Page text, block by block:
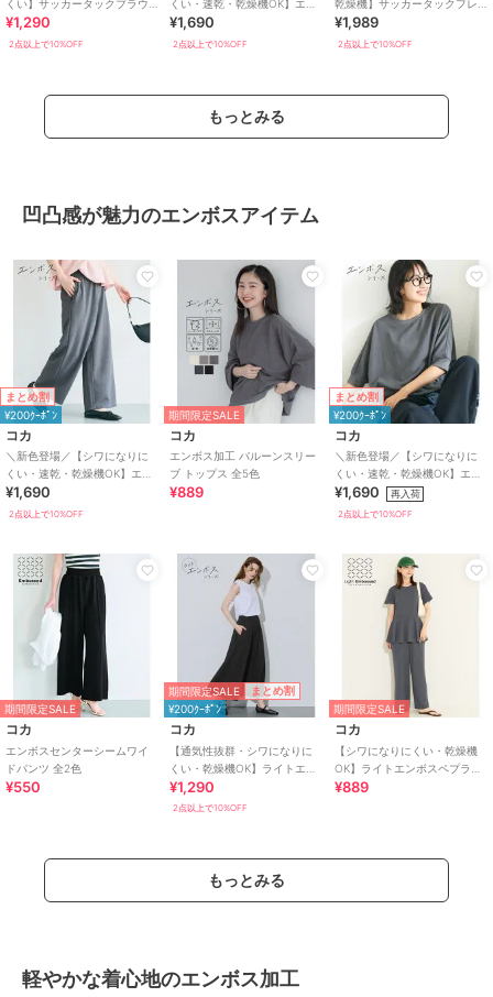
くい】サッカータックブラウ
ス 全4色
¥1,290
2点以上で10%OFF
くい・速乾・乾燥機OK】エン
ボスワイドパンツ 全6色
¥1,690
2点以上で10%OFF
乾燥機】サッカータックフレ
アブラウス 全2色
¥1,989
2点以上で10%OFF
もっとみる
凹凸感が魅力のエンボスアイテム
まとめ割
¥200ｸｰﾎﾟﾝ
コカ
＼新色登場／【シワになりに
くい・速乾・乾燥機OK】エン
ボスワイドパンツ 全6色
¥1,690
2点以上で10%OFF
期間限定SALE
コカ
エンボス加工 バルーンスリー
ブ トップス 全5色
¥889
まとめ割
¥200ｸｰﾎﾟﾝ
コカ
＼新色登場／【シワになりに
くい・速乾・乾燥機OK】エン
ボスドルマントップス 全5色
¥1,690 再入荷
2点以上で10%OFF
期間限定SALE
コカ
エンボスセンターシームワイ
ドパンツ 全2色
¥550
期間限定SALE まとめ割
¥200ｸｰﾎﾟﾝ
コカ
【通気性抜群・シワになりに
くい・乾燥機OK】ライトエン
ボスパネルフレアスカート 全2
色
¥1,290
2点以上で10%OFF
期間限定SALE
コカ
【シワになりにくい・乾燥機
OK】ライトエンボスペプラム
オールインワン 全2色
¥889
もっとみる
軽やかな着心地のエンボス加工